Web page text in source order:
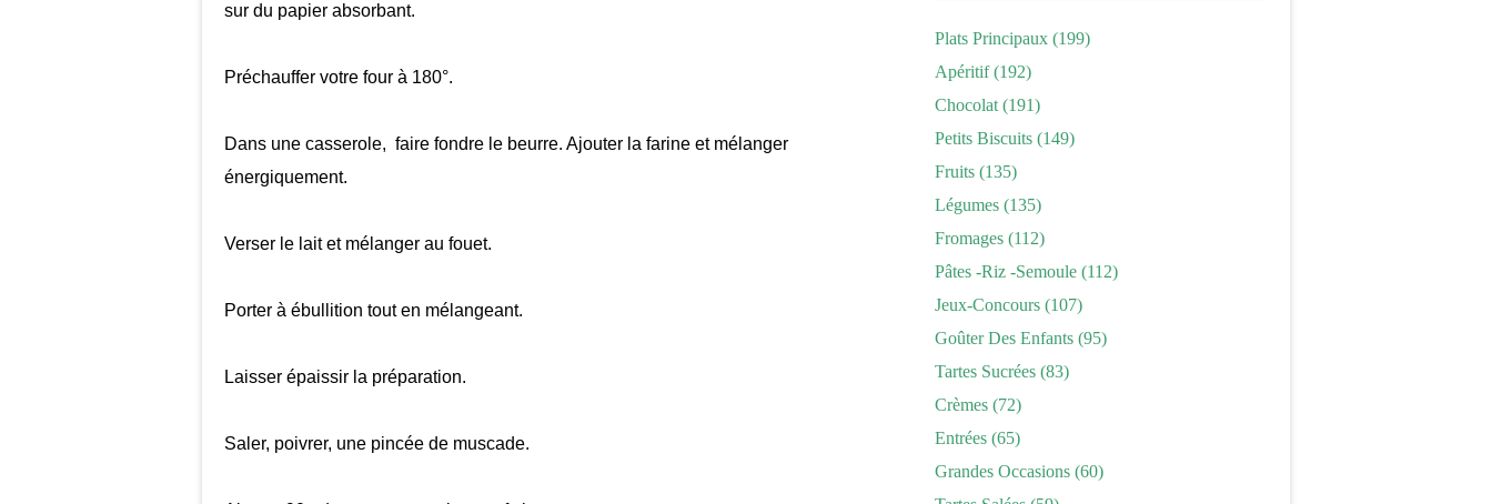
sur du papier absorbant.
Préchauffer votre four à 180°.
Dans une casserole, faire fondre le beurre. Ajouter la farine et mélanger
énergiquement.
Verser le lait et mélanger au fouet.
Porter à ébullition tout en mélangeant.
Laisser épaissir la préparation.
Saler, poivrer, une pincée de muscade.
Plats Principaux (199)
Apéritif(192)
Chocolat (191)
Petits Biscuits (149)
Fruits (135)
Légumes (135)
Fromages (112)
Pâtes -riz -semoule (112)
Jeux-Concours (107)
Goûter Des Enfants (95)
Tartes Sucrées (83)
Crèmes (72)
Entrées (65)
Grandes Occasions (60)